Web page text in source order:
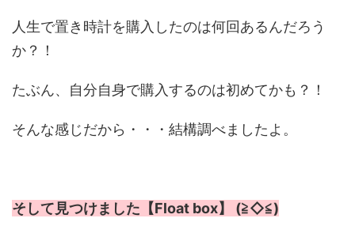
人生で置き時計を購入したのは何回あるんだろう
か？！
たぶん、自分自身で購入するのは初めてかも？！
そんな感じだから・・・結構調べましたよ。
そして見つけました【Float box】 (≧◇≦)